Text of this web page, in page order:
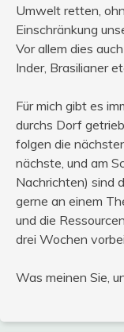
Umwelt retten,
Einschränkung
Vor allem dies
Inder, Brasilianer
Für mich gibt es
durchs Dorf
folgen die
nächste, und am
Nachrichten) sind
gerne an einem
und die
drei Wochen vorbei.
Was meinen Sie,